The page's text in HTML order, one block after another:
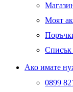
Моят
Ако имате
0899